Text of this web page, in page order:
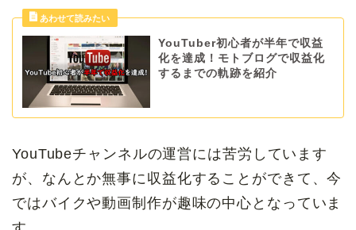
YouTuber初心者が半年で収益
化を達成！モトブログで収益化
するまでの軌跡を紹介
YouTubeチャンネルの運営には苦労しています
が、なんとか無事に収益化することができて、今
ではバイクや動画制作が趣味の中心となっていま